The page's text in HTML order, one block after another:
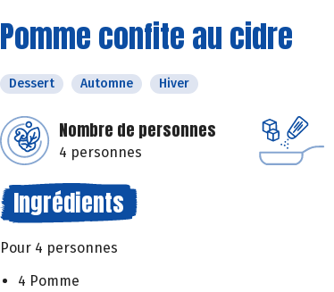
Pomme confite au cidre
Dessert Automne Hiver
Nombre de personnes
4 personnes
Ingrédients
Pour 4 personnes
4 Pomme